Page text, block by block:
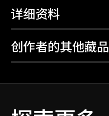
详细资料
创作者的其他藏品